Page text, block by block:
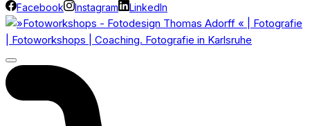
Facebook Instagram LinkedIn